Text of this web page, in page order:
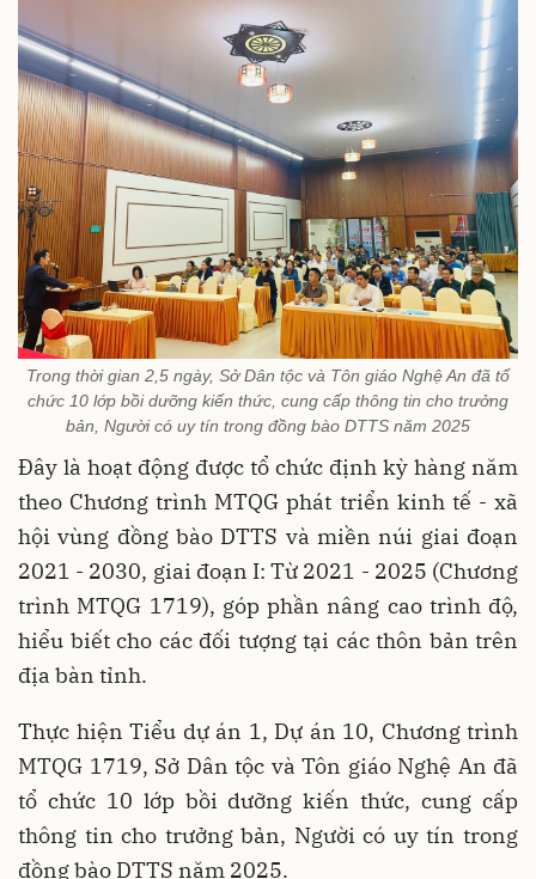
Trong thời gian 2,5 ngày, Sở Dân tộc và Tôn giáo Nghệ An đã tổ
chức 10 lớp bồi dưỡng kiến thức, cung cấp thông tin cho trưởng
bản, Người có uy tín trong đồng bào DTTS năm 2025
Đây là hoạt động được tổ chức định kỳ hàng năm
theo Chương trình MTQG phát triển kinh tế - xã
hội vùng đồng bào DTTS và miền núi giai đoạn
2021 - 2030, giai đoạn I: Từ 2021 - 2025 (Chương
trình MTQG 1719), góp phần nâng cao trình độ,
hiểu biết cho các đối tượng tại các thôn bản trên
địa bàn tỉnh.
Thực hiện Tiểu dự án 1, Dự án 10, Chương trình
MTQG 1719, Sở Dân tộc và Tôn giáo Nghệ An đã
tổ chức 10 lớp bồi dưỡng kiến thức, cung cấp
thông tin cho trưởng bản, Người có uy tín trong
đồng bào DTTS năm 2025.